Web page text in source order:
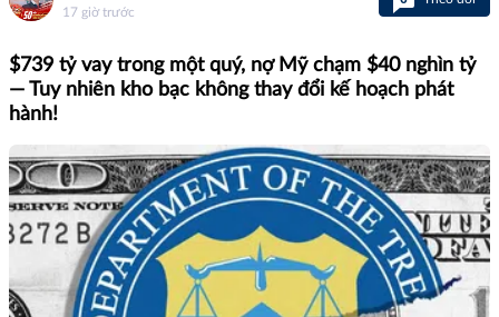
17 giờ trước
$739 tỷ vay trong một quý, nợ Mỹ chạm $40 nghìn tỷ
— Tuy nhiên kho bạc không thay đổi kế hoạch phát
hành!